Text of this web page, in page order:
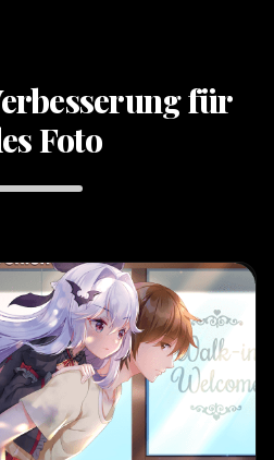
für
Foto